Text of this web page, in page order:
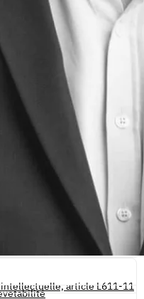
article L611-11